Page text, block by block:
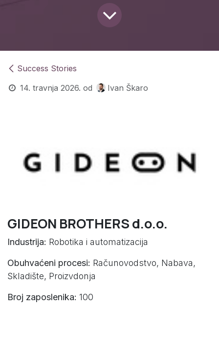
Success Stories
14. travnja 2026. od Ivan Škaro
GIDEON BROTHERS d.o.o.
Industrija: Robotika i automatizacija
Obuhvaćeni procesi: Računovodstvo, Nabava,
Skladište, Proizvdonja
Broj zaposlenika: 100